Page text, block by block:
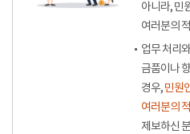
아니라, 민
여러분의
업무 처리
금품이나
경우,민원
여러분의
제보하신